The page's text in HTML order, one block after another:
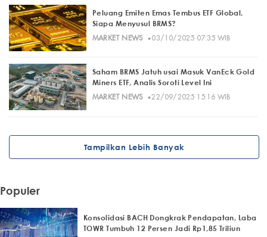
Peluang Emiten Emas Tembus ETF Global,
Siapa Menyusul BRMS?
MARKET NEWS· 03/10/2025 07:35 WIB
Saham BRMS Jatuh usai Masuk VanEck Gold
Miners ETF, Analis Soroti Level Ini
MARKET NEWS· 22/09/2025 15:16 WIB
Tampilkan Lebih Banyak
Populer
Konsolidasi BACH Dongkrak Pendapatan, Laba
TOWR Tumbuh 12 Persen Jadi Rp1,85 Triliun